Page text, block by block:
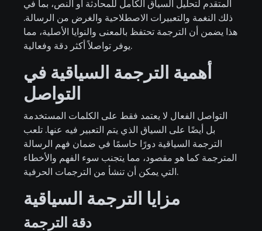
المتقدم لتحليل السياق الكامل للمحادثة أو النص، بما في
ذلك النغمة والتعبيرات الاصطلاحية والغرض من الرسالة.
هذا يضمن أن الترجمة تحتفظ بالمعنى والنوايا الأصلية، مما
أهمية الترجمة السياقية في
التواصل
التواصل الفعال لا يعتمد فقط على الكلمات المستخدمة
بل أيضًا على السياق الذي يتم التعبير فيه عنها. تلعب
الترجمة السياقية دورًا حاسمًا في ضمان فهم الرسالة
المترجمة كما هو مقصود، مما يتجنب سوء الفهم والأخطاء
مزايا الترجمة السياقية
دقة الترجمة